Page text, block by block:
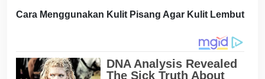
Cara Menggunakan Kulit Pisang Agar Kulit Lembut